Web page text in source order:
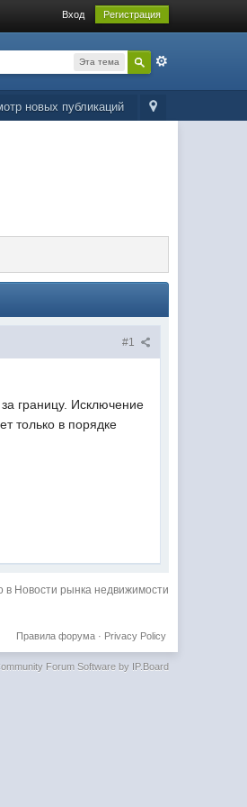
Вход Регистрация
Эта тема
новых публикаций
#1
границу. Исключение
только в порядке
в Новости рынка недвижимости
Privacy Policy
Правила форума·
Forum Software by IP.Board